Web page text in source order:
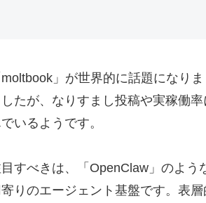
」が世界的に話題になり
たが、なりすまし投稿や実稼働
いるようです。
すべきは、「OpenClaw」のよ
りのエージェント基盤です。表